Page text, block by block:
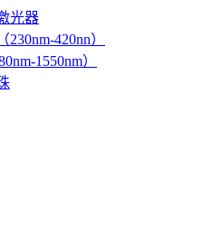
光器
420nn）
1550nm）